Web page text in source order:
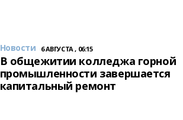
Новости 6 АВГУСТА , 06:15
В общежитии колледжа горной
промышленности завершается
капитальный ремонт